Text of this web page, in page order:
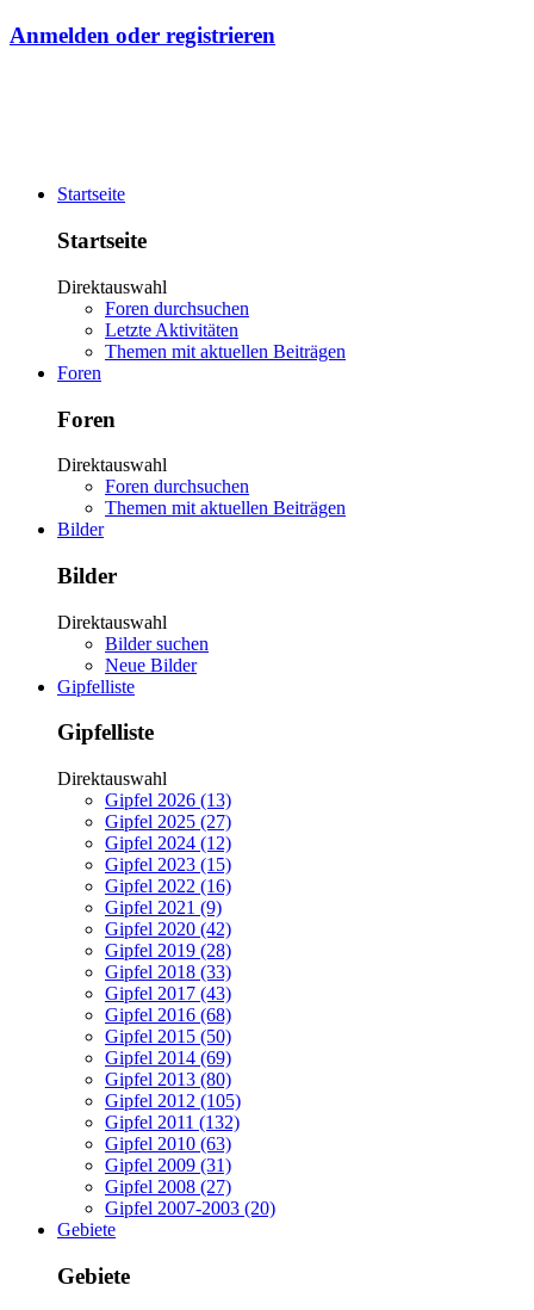
Anmelden oder registrieren
Startseite
Startseite
Direktauswahl
Foren durchsuchen
Letzte Aktivitäten
Themen mit aktuellen Beiträgen
Foren
Foren
Direktauswahl
Foren durchsuchen
Themen mit aktuellen Beiträgen
Bilder
Bilder
Direktauswahl
Bilder suchen
Neue Bilder
Gipfelliste
Gipfelliste
Direktauswahl
Gipfel 2026 (13)
Gipfel 2025 (27)
Gipfel 2024 (12)
Gipfel 2023 (15)
Gipfel 2022 (16)
Gipfel 2021 (9)
Gipfel 2020 (42)
Gipfel 2019 (28)
Gipfel 2018 (33)
Gipfel 2017 (43)
Gipfel 2016 (68)
Gipfel 2015 (50)
Gipfel 2014 (69)
Gipfel 2013 (80)
Gipfel 2012 (105)
Gipfel 2011 (132)
Gipfel 2010 (63)
Gipfel 2009 (31)
Gipfel 2008 (27)
Gipfel 2007-2003 (20)
Gebiete
Gebiete